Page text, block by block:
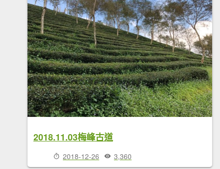
2018.11.03梅峰古道
2018-12-26 3,360